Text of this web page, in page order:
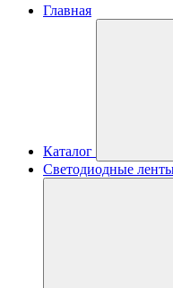
Главная
Каталог
Светодиодные